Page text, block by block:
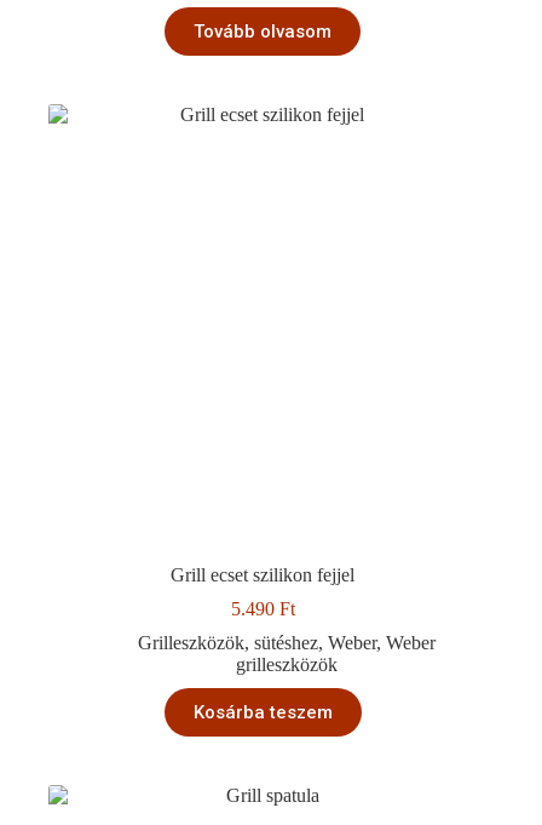
Tovább olvasom
Grill ecset szilikon fejjel
5.490 Ft
Grilleszközök,sütéshez,Weber,Weber
grilleszközök
Kosárba teszem